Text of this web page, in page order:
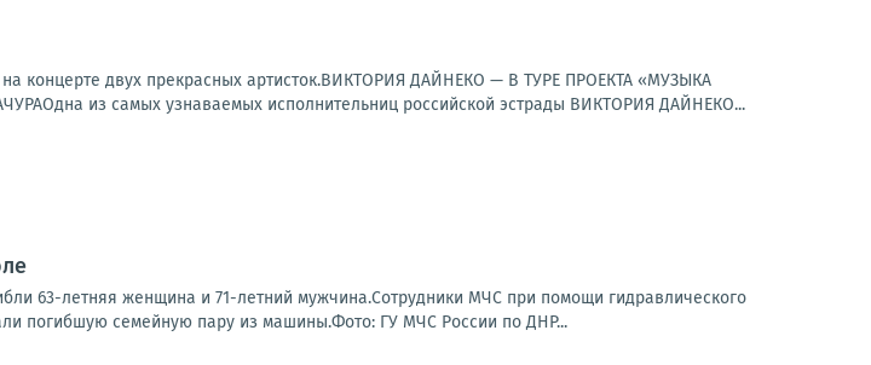
концерте двух прекрасных артисток.ВИКТОРИЯ ДАЙНЕКО — В ТУРЕ ПРОЕКТА «МУЗЫКА
из самых узнаваемых исполнительниц российской эстрады ВИКТОРИЯ ДАЙНЕКО...
63-летняя женщина и 71-летний мужчина.Сотрудники МЧС при помощи гидравлического
погибшую семейную пару из машины.Фото: ГУ МЧС России по ДНР...